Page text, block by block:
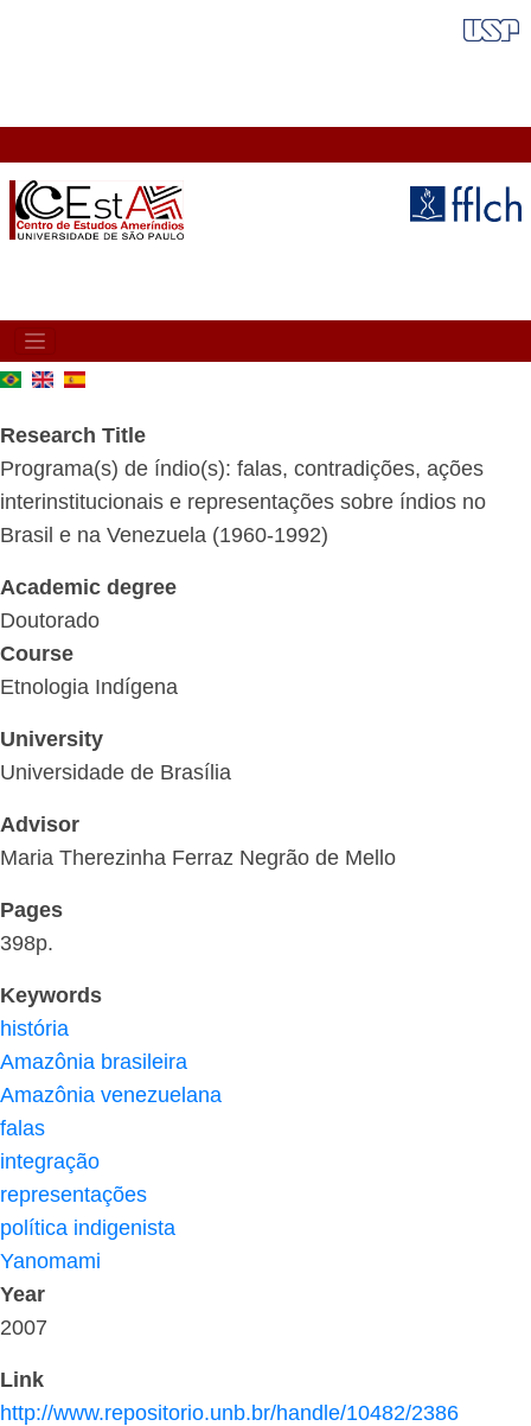
MAIN
NAVIGATION
Research Title
Programa(s) de índio(s): falas, contradições, ações
interinstitucionais e representações sobre índios no
Brasil e na Venezuela (1960-1992)
Academic degree
Doutorado
Course
Etnologia Indígena
University
Universidade de Brasília
Advisor
Maria Therezinha Ferraz Negrão de Mello
Pages
398p.
Keywords
história
Amazônia brasileira
Amazônia venezuelana
falas
integração
representações
política indigenista
Yanomami
Year
2007
Link
http://www.repositorio.unb.br/handle/10482/2386